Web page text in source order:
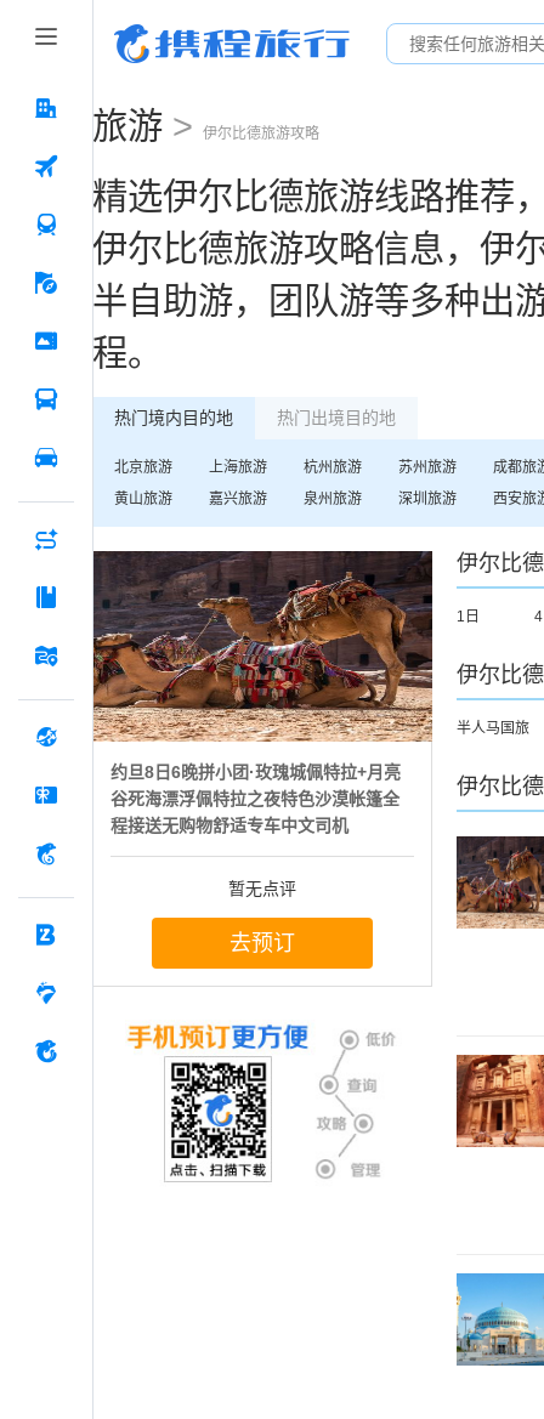
旅游 > 伊尔比德旅游攻略
精选伊尔比德旅游线路推荐
伊尔比德旅游攻略信息， 伊
半自助游，团队游等多种出
程。
热门境内目的地 热门出境目的地
北京旅游 上海旅游 杭州旅游 苏州旅游 成都旅
黄山旅游 嘉兴旅游 泉州旅游 深圳 旅游 西安旅
约旦8日6晚拼小团·玫瑰城佩特拉+月亮
谷死海漂浮佩特拉之夜特色沙漠帐篷全
程接送无购物舒适专车中文司机
暂无点评
去预订
伊尔比德
1日
伊尔比德
半人马国旅
伊尔比德